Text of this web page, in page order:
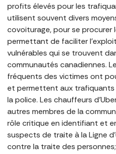
profits élevés pour les
utilisent souvent divers
covoiturage, pour se procurer
permettant de faciliter
vulnérables qui se trouvent
communautés canadiennes.
fréquents des victimes ont
et permettent aux trafiquants
la police. Les chauffeurs
autres membres de la
rôle critique en identifiant et
suspects de traite à la Ligne
contre la traite des